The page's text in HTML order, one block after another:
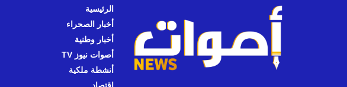
الرئيسية
أخبار الصحراء
أخبار وطنية
أصوات نيوز TV
أنشطة ملكية